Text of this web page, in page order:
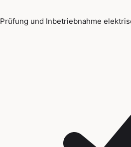
Prüfung und Inbetriebnahme